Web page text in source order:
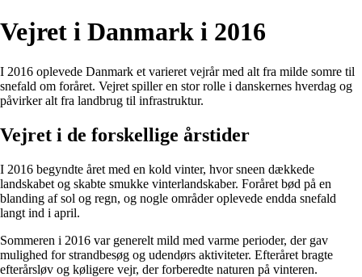
Vejret i Danmark i 2016
I 2016 oplevede Danmark et varieret vejrår med alt fra milde somre til
snefald om foråret. Vejret spiller en stor rolle i danskernes hverdag og
påvirker alt fra landbrug til infrastruktur.
Vejret i de forskellige årstider
I 2016 begyndte året med en kold vinter, hvor sneen dækkede
landskabet og skabte smukke vinterlandskaber. Foråret bød på en
blanding af sol og regn, og nogle områder oplevede endda snefald
langt ind i april.
Sommeren i 2016 var generelt mild med varme perioder, der gav
mulighed for strandbesøg og udendørs aktiviteter. Efteråret bragte
efterårsløv og køligere vejr, der forberedte naturen på vinteren.